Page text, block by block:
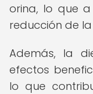
orina, lo que
reducción de
Además, la
efectos
lo que